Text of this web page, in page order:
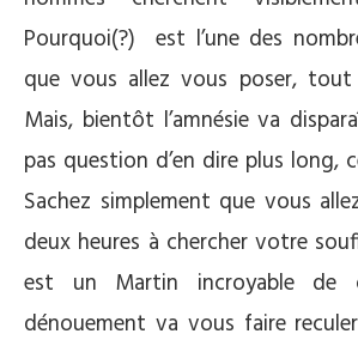
Pourquoi(?) est l’une des
que vous allez vous poser,
Mais, bientôt l’amnésie va
pas question d’en dire plus long,
Sachez simplement que vous
deux heures à chercher votre
est un Martin incroyable de
dénouement va vous faire